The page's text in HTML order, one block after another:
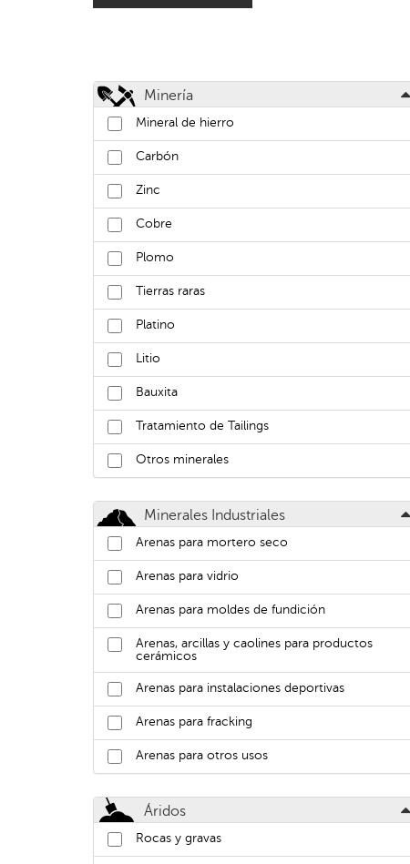
Minería
Mineral de hierro
Carbón
Zinc
Cobre
Plomo
Tierras raras
Platino
Litio
Bauxita
Tratamiento de Tailings
Otros minerales
Minerales Industriales
Arenas para mortero seco
Arenas para vidrio
Arenas para moldes de fundición
Arenas, arcillas y caolines para productos
cerámicos
Arenas para instalaciones deportivas
Arenas para fracking
Arenas para otros usos
Áridos
Rocas y gravas